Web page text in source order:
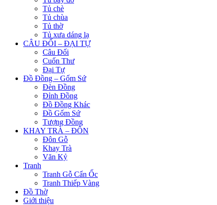
Tủ chè
Tủ chùa
Tủ thờ
Tủ xưa dáng lạ
CÂU ĐỐI – ĐẠI TỰ
Câu Đối
Cuốn Thư
Đại Tự
Đồ Đồng – Gốm Sứ
Đèn Đồng
Đỉnh Đồng
Đồ Đồng Khác
Đồ Gốm Sứ
Tượng Đồng
KHAY TRÀ – ĐÔN
Đôn Gỗ
Khay Trà
Văn Kỷ
Tranh
Tranh Gỗ Cẩn Ốc
Tranh Thiếp Vàng
Đồ Thờ
Giới thiệu